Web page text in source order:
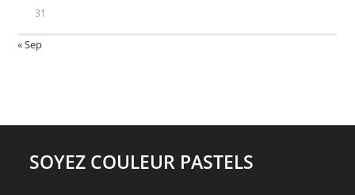
31
« Sep
SOYEZ COULEUR PASTELS